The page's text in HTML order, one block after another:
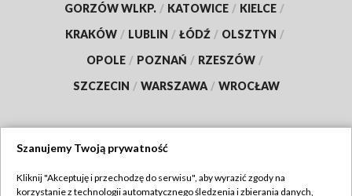
GORZÓW WLKP. / KATOWICE / KIELCE /
KRAKÓW / LUBLIN / ŁÓDŹ / OLSZTYN /
OPOLE / POZNAŃ / RZESZÓW /
SZCZECIN / WARSZAWA / WROCŁAW
Szanujemy Twoją prywatność
Kliknij "Akceptuję i przechodzę do serwisu", aby wyrazić zgody na
korzystanie z technologii automatycznego śledzenia i zbierania danych,